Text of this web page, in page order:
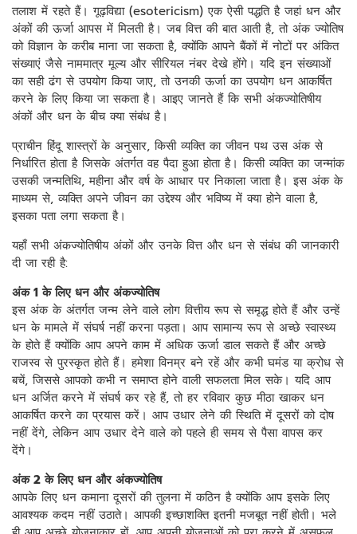
तलाश में रहते हैं। गूढ़विद्या (esotericism) एक ऐसी पद्धति है जहां धन और
अंकों की ऊर्जा आपस में मिलती है। जब वित्त की बात आती है, तो अंक ज्योतिष
को विज्ञान के करीब माना जा सकता है, क्योंकि आपने बैंकों में नोटों पर अंकित
संख्याएं जैसे नाममात्र मूल्य और सीरियल नंबर देखे होंगे। यदि इन संख्याओं
का सही ढंग से उपयोग किया जाए, तो उनकी ऊर्जा का उपयोग धन आकर्षित
करने के लिए किया जा सकता है। आइए जानते हैं कि सभी अंकज्योतिषीय
अंकों और धन के बीच क्या संबंध है।
प्राचीन हिंदू शास्त्रों के अनुसार, किसी व्यक्ति का जीवन पथ उस अंक से
निर्धारित होता है जिसके अंतर्गत वह पैदा हुआ होता है। किसी व्यक्ति का जन्मांक
उसकी जन्मतिथि, महीना और वर्ष के आधार पर निकाला जाता है। इस अंक के
माध्यम से, व्यक्ति अपने जीवन का उद्देश्य और भविष्य में क्या होने वाला है,
इसका पता लगा सकता है।
यहाँ सभी अंकज्योतिषीय अंकों और उनके वित्त और धन से संबंध की जानकारी
दी जा रही है:
अंक 1 के लिए धन और अंकज्योतिष
इस अंक के अंतर्गत जन्म लेने वाले लोग वित्तीय रूप से समृद्ध होते हैं और उन्हें
धन के मामले में संघर्ष नहीं करना पड़ता। आप सामान्य रूप से अच्छे स्वास्थ्य
के होते हैं क्योंकि आप अपने काम में अधिक ऊर्जा डाल सकते हैं और अच्छे
राजस्व से पुरस्कृत होते हैं। हमेशा विनम्र बने रहें और कभी घमंड या क्रोध से
बचें, जिससे आपको कभी न समाप्त होने वाली सफलता मिल सके। यदि आप
धन अर्जित करने में संघर्ष कर रहे हैं, तो हर रविवार कुछ मीठा खाकर धन
आकर्षित करने का प्रयास करें। आप उधार लेने की स्थिति में दूसरों को दोष
नहीं देंगे, लेकिन आप उधार देने वाले को पहले ही समय से पैसा वापस कर
देंगे।
अंक 2 के लिए धन और अंकज्योतिष
आपके लिए धन कमाना दूसरों की तुलना में कठिन है क्योंकि आप इसके लिए
आवश्यक कदम नहीं उठाते। आपकी इच्छाशक्ति इतनी मजबूत नहीं होती। भले